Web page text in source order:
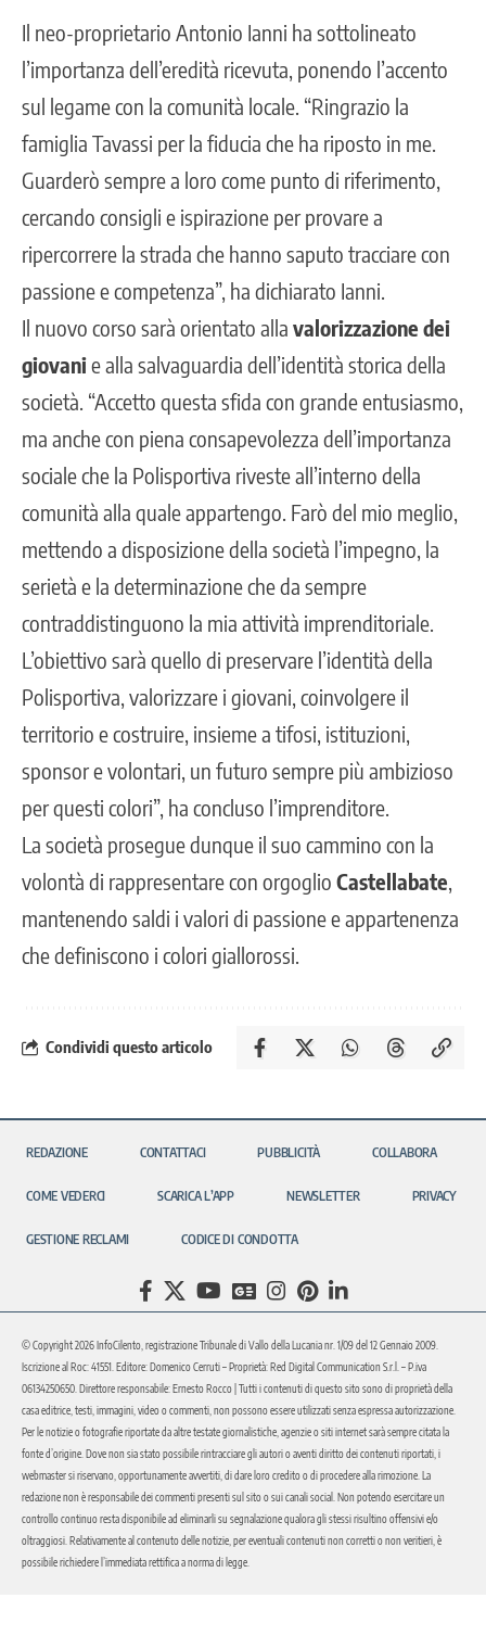
Il neo-proprietario Antonio Ianni ha sottolineato
l’importanza dell’eredità ricevuta, ponendo l’accento
sul legame con la comunità locale. “Ringrazio la
famiglia Tavassi per la fiducia che ha riposto in me.
Guarderò sempre a loro come punto di riferimento,
cercando consigli e ispirazione per provare a
ripercorrere la strada che hanno saputo tracciare con
passione e competenza”, ha dichiarato Ianni.
Il nuovo corso sarà orientato alla valorizzazione dei
giovanie alla salvaguardia dell’identità storica della
società. “Accetto questa sfida con grande entusiasmo,
ma anche con piena consapevolezza dell’importanza
sociale che la Polisportiva riveste all’interno della
comunità alla quale appartengo. Farò del mio meglio,
mettendo a disposizione della società l’impegno, la
serietà e la determinazione che da sempre
contraddistinguono la mia attività imprenditoriale.
L’obiettivo sarà quello di preservare l’identità della
Polisportiva, valorizzare i giovani, coinvolgere il
territorio e costruire, insieme a tifosi, istituzioni,
sponsor e volontari, un futuro sempre più ambizioso
per questi colori”, ha concluso l’imprenditore.
La società prosegue dunque il suo cammino con la
volontà di rappresentare con orgoglio Castellabate
mantenendo saldi i valori di passione e appartenenza
che definiscono i colori giallorossi.
Condividi questo articolo
REDAZIONE CONTATTACI PUBBLICITÀ COLLABORA
COME VEDERCI SCARICA L’APP NEWSLETTER PRIVACY
GESTIONE RECLAMI CODICE DI CONDOTTA
© Copyright 2026 InfoCilento, registrazione Tribunale di Vallo della Lucania nr. 1/09 del 12 Gennaio 2009.
Iscrizione al Roc: 41551. Editore: Domenico Cerruti – Proprietà: Red Digital Communication S.r.l. – P.iva
06134250650. Direttore responsabile: Ernesto Rocco | Tutti i contenuti di questo sito sono di proprietà della
casa editrice, testi, immagini, video o commenti, non possono essere utilizzati senza espressa autorizzazione.
Per le notizie o fotografie riportate da altre testate giornalistiche, agenzie o siti internet sarà sempre citata la
fonte d’origine. Dove non sia stato possibile rintracciare gli autori o aventi diritto dei contenuti riportati, i
webmaster si riservano, opportunamente avvertiti, di dare loro credito o di procedere alla rimozione. La
redazione non è responsabile dei commenti presenti sul sito o sui canali social. Non potendo esercitare un
controllo continuo resta disponibile ad eliminarli su segnalazione qualora gli stessi risultino offensivi e/o
oltraggiosi. Relativamente al contenuto delle notizie, per eventuali contenuti non corretti o non veritieri, è
possibile richiedere l’immediata rettifica a norma di legge.